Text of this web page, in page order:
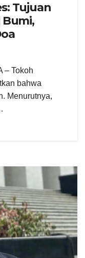
Tujuan
– Tokoh
bahwa
Menurutnya,